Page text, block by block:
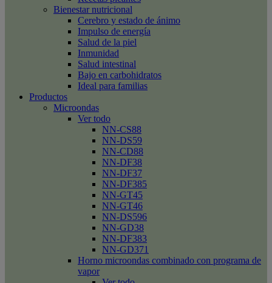
Bienestar nutricional
Cerebro y estado de ánimo
Impulso de energía
Salud de la piel
Inmunidad
Salud intestinal
Bajo en carbohidratos
Ideal para familias
Productos
Microondas
Ver todo
NN-CS88
NN-DS59
NN-CD88
NN-DF38
NN-DF37
NN-DF385
NN-GT45
NN-GT46
NN-DS596
NN-GD38
NN-DF383
NN-GD371
Horno microondas combinado con programa de
vapor